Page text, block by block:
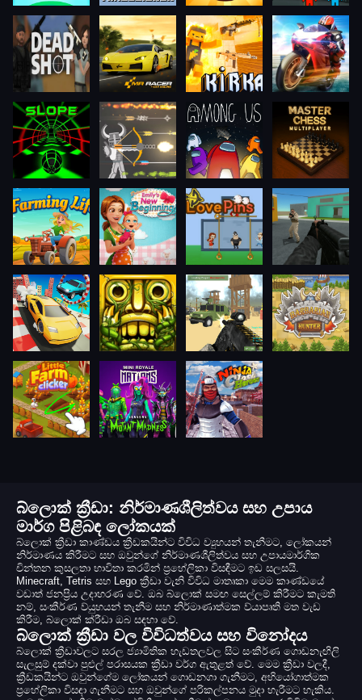
බ්ලොක් ක්‍රීඩා: නිර්මාණශීලිත්වය සහ උපාය
මාර්ග පිළිබඳ ලෝකයක්
බ්ලොක් ක්‍රීඩා කාණ්ඩය ක්‍රීඩකයින්ට විවිධ ව්‍යුහයන් තැනීමට, ලෝකයන්
නිර්මාණය කිරීමට සහ ඔවුන්ගේ නිර්මාණශීලිත්වය සහ උපායමාර්ගික
චින්තන කුසලතා භාවිතා කරමින් ප්‍රහේලිකා විසඳීමට ඉඩ සලසයි.
Minecraft, Tetris සහ Lego ක්‍රීඩා වැනි විවිධ මාතෘකා මෙම කාණ්ඩයේ
වඩාත් ජනප්‍රිය උදාහරණ වේ. ඔබ බ්ලොක් සමඟ සෙල්ලම් කිරීමට කැමති
නම්, සංකීර්ණ ව්යුහයන් තැනීම සහ නිර්මාණාත්මක ව්යාපෘති මත වැඩ
කිරීම, බ්ලොක් ක්රීඩා ඔබ සඳහා වේ.
බ්ලොක් ක්‍රීඩා වල විවිධත්වය සහ විනෝදය
බ්ලොක් ක්‍රීඩාවලට සරල ජ්‍යාමිතික හැඩතලවල සිට සංකීර්ණ ගොඩනැඟිලි
සැලසුම් දක්වා පුළුල් පරාසයක ක්‍රීඩා වර්ග ඇතුළත් වේ. මෙම ක්‍රීඩා වලදී,
ක්‍රීඩකයින්ට ඔවුන්ගේම ලෝකයන් ගොඩනගා ගැනීමට, අභියෝගාත්මක
ප්‍රහේලිකා විසඳා ගැනීමට සහ ඔවුන්ගේ පරිකල්පනය මුදා හැරීමට හැකිය.